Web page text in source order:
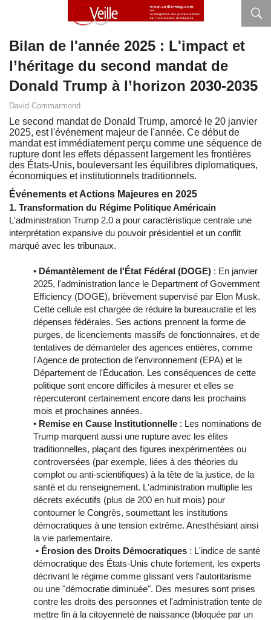
Bilan de l'année 2025 : L'impact et
l’héritage du second mandat de
Donald Trump à l’horizon 2030-2035
David Commarmond
Le second mandat de Donald Trump, amorcé le 20 janvier
2025, est l'événement majeur de l'année. Ce début de
mandat est immédiatement perçu comme une séquence de
rupture dont les effets dépassent largement les frontières
des États-Unis, bouleversant les équilibres diplomatiques,
économiques et institutionnels traditionnels.
Événements et Actions Majeures en 2025
1. Transformation du Régime Politique Américain
L'administration Trump 2.0 a pour caractéristique centrale une
interprétation expansive du pouvoir présidentiel et un conflit
marqué avec les tribunaux.
• Démantèlement de l'État Fédéral (DOGE) : En janvier
2025, l'administration lance le Department of Government
Efficiency (DOGE), brièvement supervisé par Elon Musk.
Cette cellule est chargée de réduire la bureaucratie et les
dépenses fédérales. Ses actions prennent la forme de
purges, de licenciements massifs de fonctionnaires, et de
tentatives de démanteler des agences entières, comme
l'Agence de protection de l'environnement (EPA) et le
Département de l'Éducation. Les conséquences de cette
politique sont encore difficiles à mesurer et elles se
répercuteront certainement encore dans les prochains
mois et prochaines années.
• Remise en Cause Institutionnelle : Les nominations de
Trump marquent aussi une rupture avec les élites
traditionnelles, plaçant des figures inexpérimentées ou
controversées (par exemple, liées à des théories du
complot ou anti-scientifiques) à la tête de la justice, de la
santé et du renseignement. L'administration multiplie les
décrets exécutifs (plus de 200 en huit mois) pour
contourner le Congrès, soumettant les institutions
démocratiques à une tension extrême. Anesthésiant ainsi
la vie parlementaire.
• Érosion des Droits Démocratiques : L'indice de santé
démocratique des États-Unis chute fortement, les experts
décrivant le régime comme glissant vers l'autoritarisme
ou une "démocratie diminuée". Des mesures sont prises
contre les droits des personnes et l'administration tente de
mettre fin à la citoyenneté de naissance (bloquée par un